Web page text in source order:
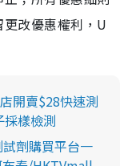
改優惠權利，U
開賣$28快速測
樣檢測
試劑購買平台一